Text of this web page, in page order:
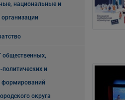
национальные и
и
формирований
округа